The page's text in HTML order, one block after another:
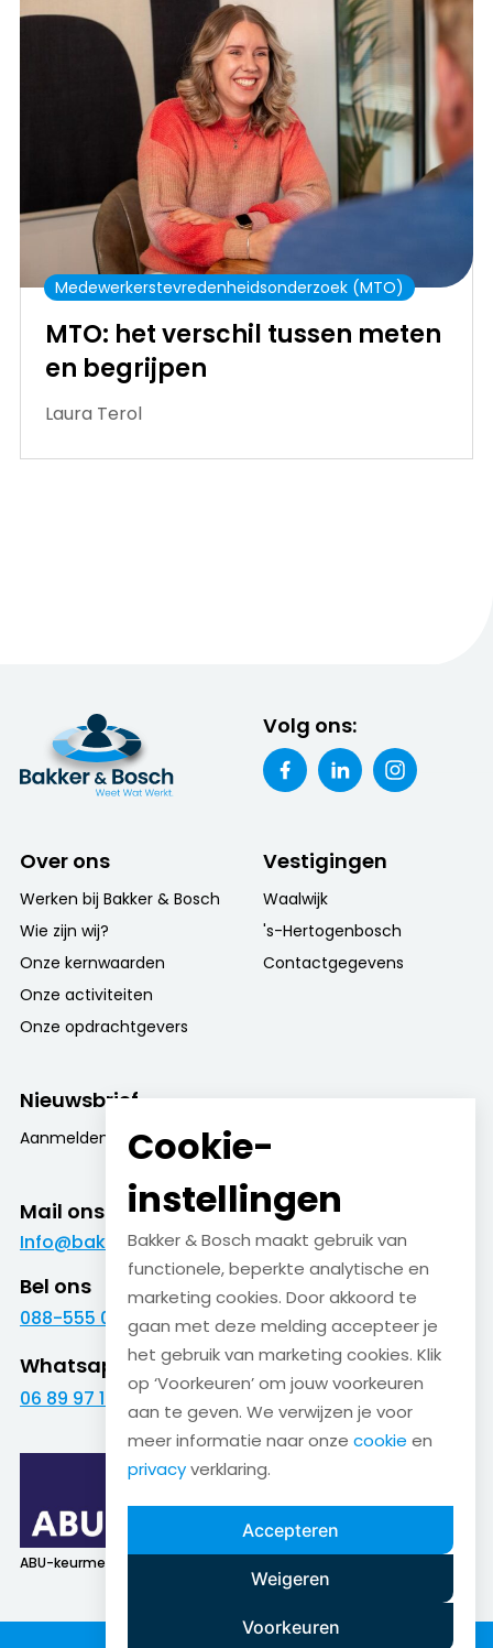
Medewerkerstevredenheidsonderzoek (MTO)
MTO: het verschil tussen meten
en begrijpen
Laura Terol
Volg ons:
Over ons
Werken bij Bakker & Bosch
Wie zijn wij?
Onze kernwaarden
Onze activiteiten
Onze opdrachtgevers
Vestigingen
Waalwijk
's-Hertogenbosch
Contactgegevens
Nieuwsbrief
Aanmelden nieuwsbrief
Mail ons
Info@bakkerenbosch.nl
Bel ons
088-555 09 09
Whatsapp
06 89 97 16 01
ABU-keurmerk
Cookie-
instellingen
Bakker & Bosch maakt gebruik van
functionele, beperkte analytische en
marketing cookies. Door akkoord te
gaan met deze melding accepteer je
het gebruik van marketing cookies. Klik
op ‘Voorkeuren’ om jouw voorkeuren
aan te geven. We verwijzen je voor
meer informatie naar onze cookie en
privacyverklaring.
Accepteren
Weigeren
Voorkeuren